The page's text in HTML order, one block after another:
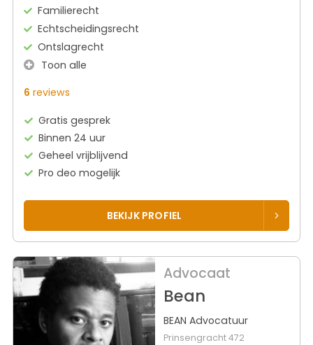
Familierecht
Echtscheidingsrecht
Ontslagrecht
Toon alle
6 reviews
Gratis gesprek
Binnen 24 uur
Geheel vrijblijvend
Pro deo mogelijk
BEKIJK PROFIEL
Advocaat
Bean
BEAN Advocatuur
Prinsengracht 472